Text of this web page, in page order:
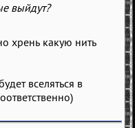
выйдут?
хрень какую нить
вселяться в